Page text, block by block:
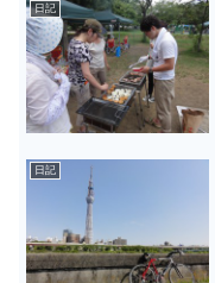
日記
日記